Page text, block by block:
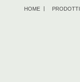
HOME PRODOTTI